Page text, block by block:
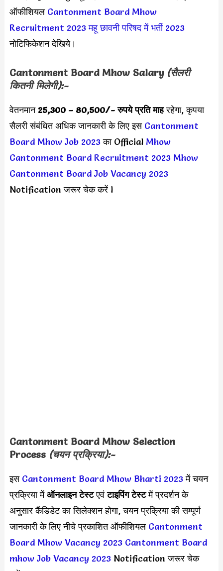
ऑफीशियल Cantonment Board Mhow
Recruitment 2023 महू छावनी परिषद में भर्ती 2023
नोटिफिकेशन देखिये।
Cantonment Board Mhow Salary (सैलरी
कितनी मिलेगी):-
वेतनमान 25,300 – 80,500/- रुपये प्रति माहरहेगा, कृपया
सैलरी संबंधित अधिक जानकारी के लिए इस Cantonment
Board Mhow Job 2023का Official Mhow
Cantonment Board Recruitment 2023 Mhow
Cantonment Board Job Vacancy 2023
Notification जरूर चेक करें l
Cantonment Board Mhow Selection
Process (चयन प्रक्रिया):-
इस Cantonment Board Mhow Bharti 2023में चयन
प्रक्रिया मेंऑनलाइन टेस्टएवंटाइपिंग टेस्टमें प्रदर्शन के
अनुसार कैंडिडेट का सिलेक्शन होगा, चयन प्रक्रिया की सम्पूर्ण
जानकारी के लिए नीचे प्रकाशित ऑफीशियल Cantonment
Board Mhow Vacancy 2023 Cantonment Board
mhow Job Vacancy 2023Notification जरूर चेक